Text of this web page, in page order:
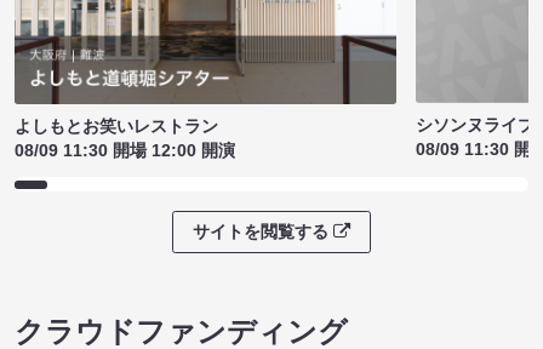
よしもとお笑いレストラン
08/09 11:30 開場 12:00 開演
シソンヌライ
08/09 11:30 開
サイトを閲覧する
クラウドファンディング